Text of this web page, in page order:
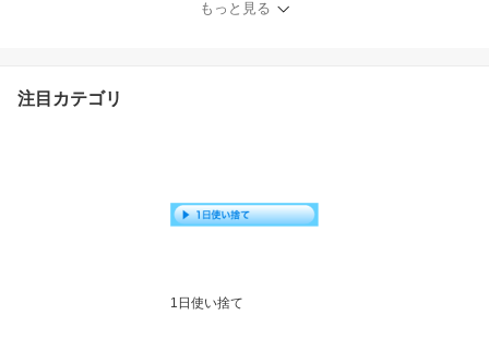
ルナ シード SEED )
もっと見る
注目カテゴリ
1日使い捨て